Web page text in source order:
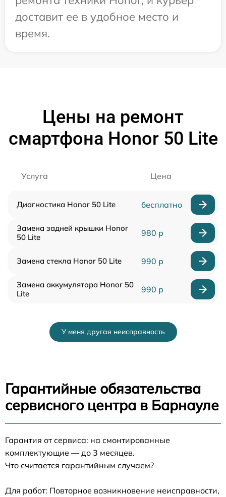
доставит ее в удобное место и
время.
Цены на ремонт
смартфона Honor 50 Lite
Услуга Цена
Диагностика Honor 50 Lite бесплатно
Замена задней крышки Honor
50 Lite
980 р
Замена стекла Honor 50 Lite 990 р
Замена аккумулятора Honor 50
Lite
990 р
У меня другая неисправность
Гарантийные обязательства
сервисного центра в Барнауле
Гарантия от сервиса: на смонтированные
комплектующие — до 3 месяцев.
Что считается гарантийным случаем?
Для работ: Повторное возникновение неисправности,